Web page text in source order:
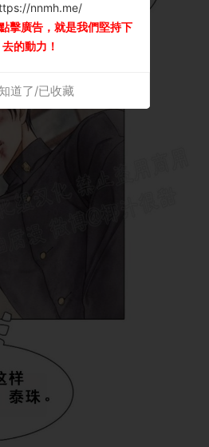
nnmh.me/
擊廣告，就是我們堅持下
去的動力！
道了/已收藏